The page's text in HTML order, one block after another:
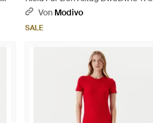
Slim Fit - Rot
Von Modivo
SALE